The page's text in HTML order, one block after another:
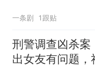
一条剧 1跟贴
刑警调查凶杀案
出女友有问题，